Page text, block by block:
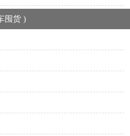
囤货 )